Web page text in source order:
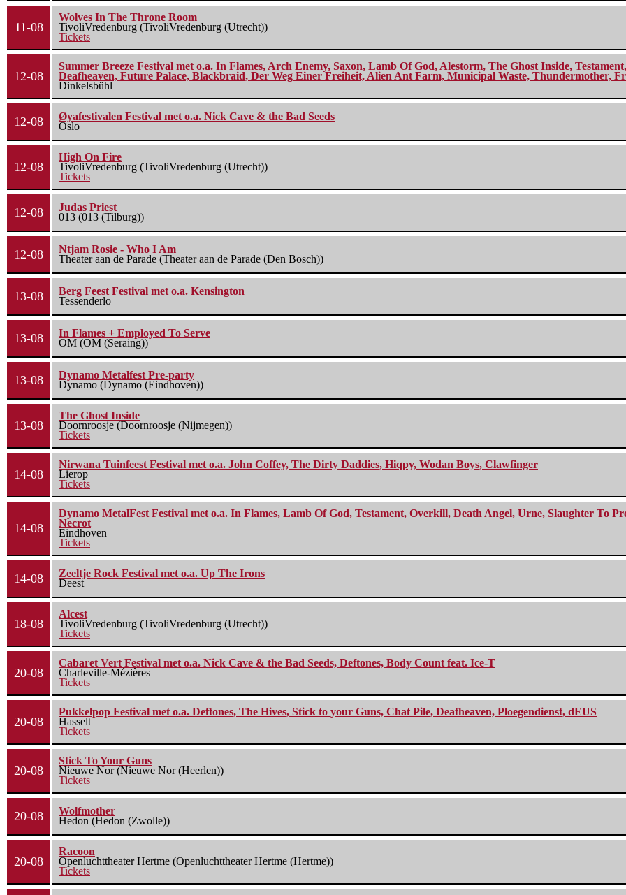
11-08
Wolves In The Throne Room
TivoliVredenburg (TivoliVredenburg (Utrecht))
Tickets
12-08
Summer Breeze Festival met o.a. In Flames, Arch Enemy, Saxon, Lamb Of God, Alestorm, The Ghost Inside,
Deafheaven, Future Palace, Blackbraid, Der Weg Einer Freiheit, Alien Ant Farm, Municipal Waste, Thundermother,
Dinkelsbühl
12-08
Øyafestivalen Festival met o.a. Nick Cave & the Bad Seeds
Oslo
12-08
High On Fire
TivoliVredenburg (TivoliVredenburg (Utrecht))
Tickets
12-08
Judas Priest
013 (013 (Tilburg))
12-08
Ntjam Rosie - Who I Am
Theater aan de Parade (Theater aan de Parade (Den Bosch))
13-08
Berg Feest Festival met o.a. Kensington
Tessenderlo
13-08
In Flames + Employed To Serve
OM (OM (Seraing))
13-08
Dynamo Metalfest Pre-party
Dynamo (Dynamo (Eindhoven))
13-08
The Ghost Inside
Doornroosje (Doornroosje (Nijmegen))
Tickets
14-08
Nirwana Tuinfeest Festival met o.a. John Coffey, The Dirty Daddies, Hiqpy, Wodan Boys, Clawfinger
Lierop
Tickets
14-08
Dynamo MetalFest Festival met o.a. In Flames, Lamb Of God, Testament, Overkill, Death Angel, Urne, Slaughter To
Necrot
Eindhoven
Tickets
14-08
Zeeltje Rock Festival met o.a. Up The Irons
Deest
18-08
Alcest
TivoliVredenburg (TivoliVredenburg (Utrecht))
Tickets
20-08
Cabaret Vert Festival met o.a. Nick Cave & the Bad Seeds, Deftones, Body Count feat. Ice-T
Charleville-Mézières
Tickets
20-08
Pukkelpop Festival met o.a. Deftones, The Hives, Stick to your Guns, Chat Pile, Deafheaven, Ploegendienst, dEUS
Hasselt
Tickets
20-08
Stick To Your Guns
Nieuwe Nor (Nieuwe Nor (Heerlen))
Tickets
20-08
Wolfmother
Hedon (Hedon (Zwolle))
20-08
Racoon
Openluchttheater Hertme (Openluchttheater Hertme (Hertme))
Tickets